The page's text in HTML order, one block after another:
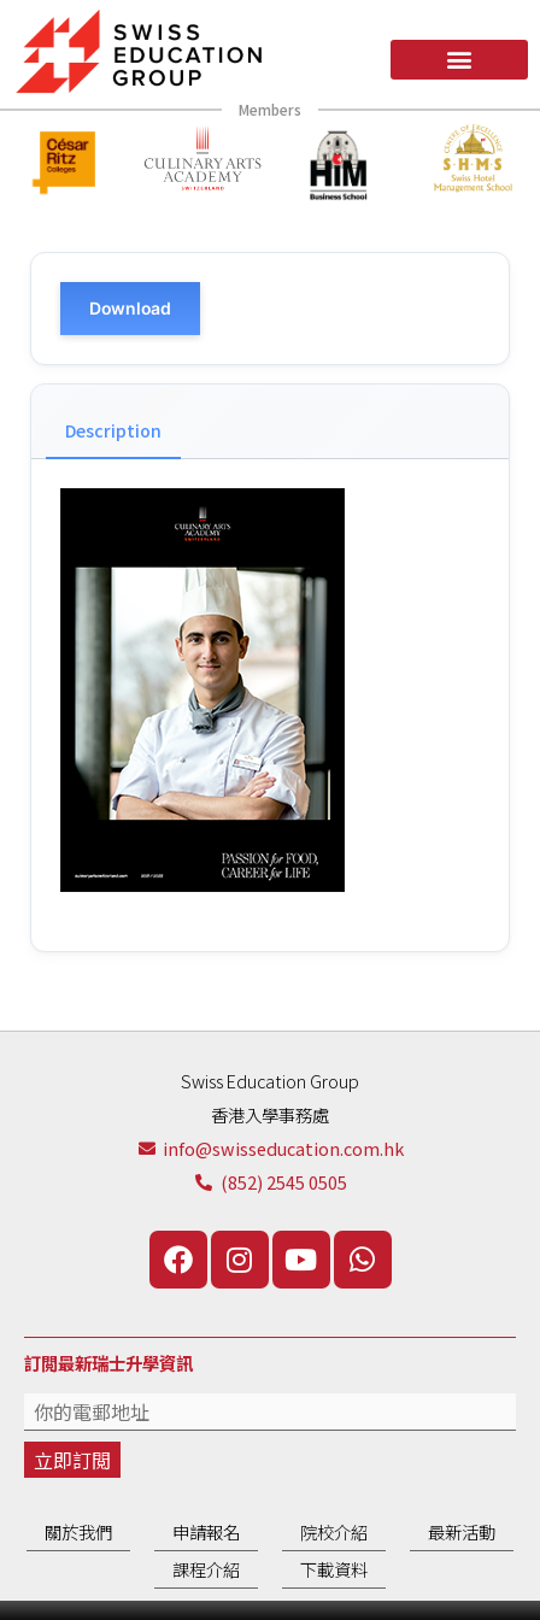
Members
Download
Description
Swiss Education Group
香港入學事務處
info@swisseducation.com.hk
(852) 2545 0505
訂閲最新瑞士升學資訊
關於我們 申請報名 院校介紹
最新活動
課程介紹
下載資料